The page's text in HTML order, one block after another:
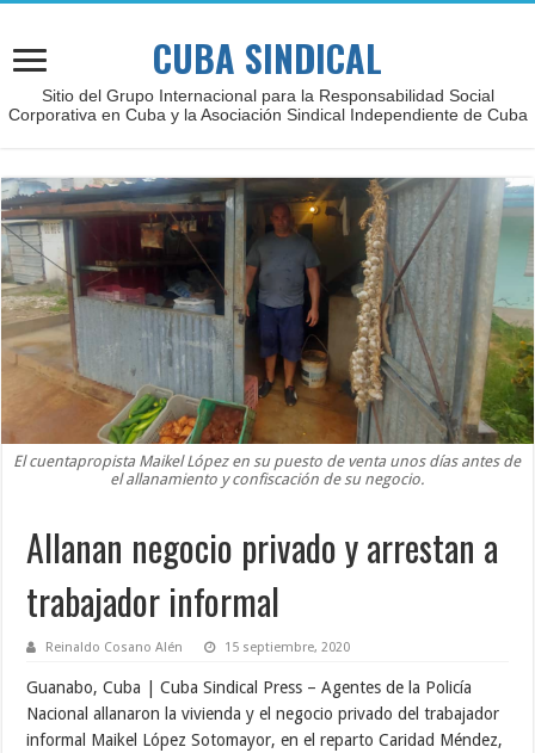
CUBA SINDICAL
Sitio del Grupo Internacional para la Responsabilidad Social
Corporativa en Cuba y la Asociación Sindical Independiente de Cuba
El cuentapropista Maikel López en su puesto de venta unos días antes de
el allanamiento y confiscación de su negocio.
Allanan negocio privado y arrestan a
trabajador informal
Reinaldo Cosano Alén 15 septiembre, 2020
Guanabo, Cuba | Cuba Sindical Press – Agentes de la Policía
Nacional allanaron la vivienda y el negocio privado del trabajador
informal Maikel López Sotomayor, en el reparto Caridad Méndez,